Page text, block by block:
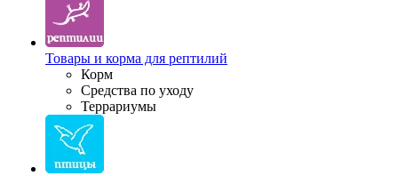
Товары и корма для рептилий
Корм
Средства по уходу
Террариумы